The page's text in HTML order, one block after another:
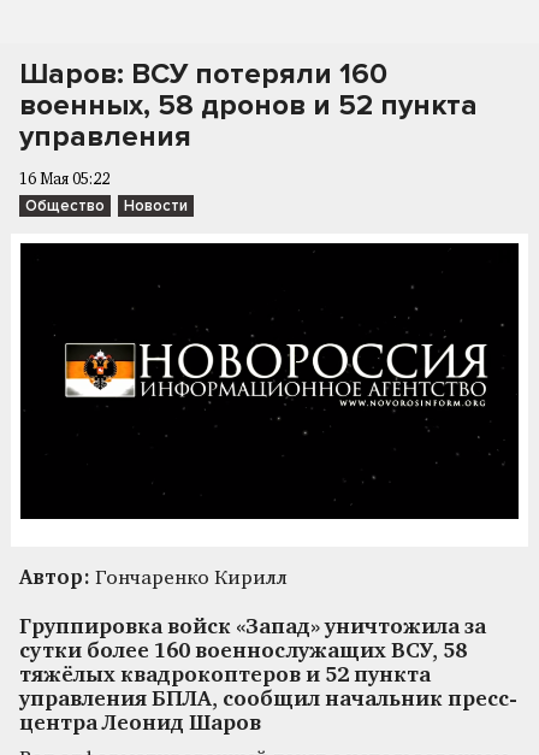
Шаров: ВСУ потеряли 160
военных, 58 дронов и 52 пункта
управления
16 Мая 05:22
Общество Новости
Автор: Гончаренко Кирилл
Группировка войск «Запад» уничтожила за
сутки более 160 военнослужащих ВСУ, 58
тяжёлых квадрокоптеров и 52 пункта
управления БПЛА, сообщил начальник пресс-
центра Леонид Шаров